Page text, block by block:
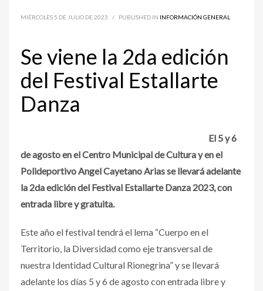
MIÉRCOLES 5 DE JULIO DE 2023 / PUBLISHED IN INFORMACIÓN GENERAL
Se viene la 2da edición
del Festival Estallarte
Danza
El 5 y 6
de agosto en el Centro Municipal de Cultura y en el
Polideportivo Angel Cayetano Arias se llevará adelante
la 2da edición del Festival Estallarte Danza 2023, con
entrada libre y gratuita.
Este año el festival tendrá el lema “Cuerpo en el
Territorio, la Diversidad como eje transversal de
nuestra Identidad Cultural Rionegrina” y se llevará
adelante los días 5 y 6 de agosto con entrada libre y